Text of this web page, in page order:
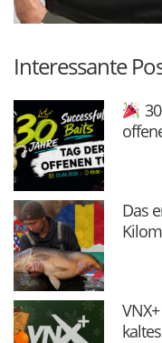
Interessante
Das